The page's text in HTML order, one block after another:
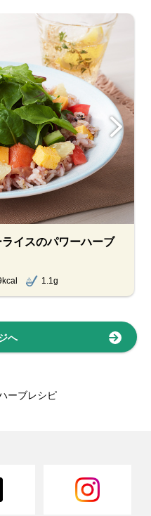
イスのパワーハーブ
1.1g
へ
ーブレシピ